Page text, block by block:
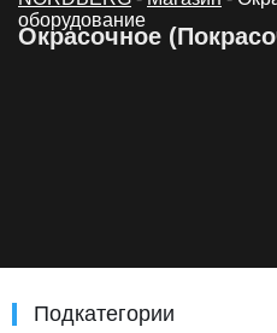
оборудование
Окрасочное
Подкатегории